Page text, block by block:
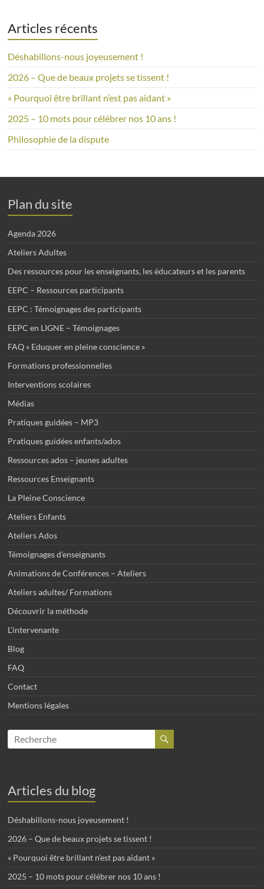
Articles récents
Déshabillons-nous joyeusement !
2026 – Que de beaux projets se tissent !
« Pourquoi être brillant n’est pas aidant »
2025 – 10 mots pour célébrer nos 10 ans !
Philosophie de la dispute
Plan du site
Agenda 2026
Ateliers Adultes
Des ressources pour les enseignants, les éducateurs et les parents
EEPC – Ressources participants
EEPC : Témoignages des participants
EEPC en LIGNE – Témoignages
FAQ « Eduquer en pleine conscience »
Formations professionnelles
Interventions scolaires
Médias
Pratiques guidées – MP3
Pratiques guidées enfants/ados
Ressources ados – jeunes adultes
Ressources Enseignants
La Pleine Conscience
Ateliers Enfants
Ateliers Ados
Témoignages d’enseignants
Animations de Conférences – Ateliers
Ateliers adultes/ Formations
Découvrir la méthode
L’intervenante
Blog
FAQ
Contact
Mentions légales
Articles du blog
Déshabillons-nous joyeusement !
2026 – Que de beaux projets se tissent !
« Pourquoi être brillant n’est pas aidant »
2025 – 10 mots pour célébrer nos 10 ans !